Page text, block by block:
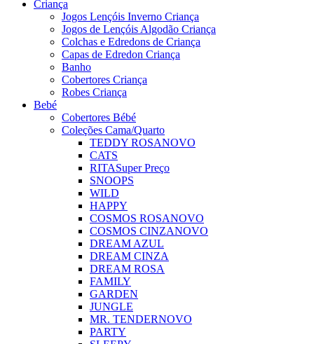
Criança
Jogos Lençóis Inverno Criança
Jogos de Lençóis Algodão Criança
Colchas e Edredons de Criança
Capas de Edredon Criança
Banho
Cobertores Criança
Robes Criança
Bebé
Cobertores Bébé
Coleções Cama/Quarto
TEDDY ROSANOVO
CATS
RITASuper Preço
SNOOPS
WILD
HAPPY
COSMOS ROSANOVO
COSMOS CINZANOVO
DREAM AZUL
DREAM CINZA
DREAM ROSA
FAMILY
GARDEN
JUNGLE
MR. TENDERNOVO
PARTY